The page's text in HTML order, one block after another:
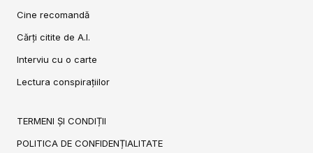
Cine recomandă
Cărți citite de A.I.
Interviu cu o carte
Lectura conspirațiilor
TERMENI ȘI CONDIȚII
POLITICA DE CONFIDENȚIALITATE